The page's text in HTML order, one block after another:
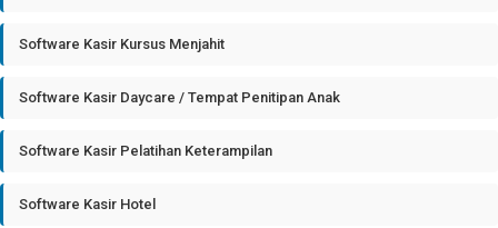
Software Kasir Kursus Menjahit
Software Kasir Daycare / Tempat Penitipan Anak
Software Kasir Pelatihan Keterampilan
Software Kasir Hotel